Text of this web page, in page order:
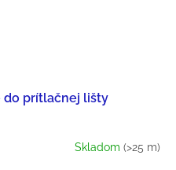
do prítlačnej lišty
Skladom (>25 m)